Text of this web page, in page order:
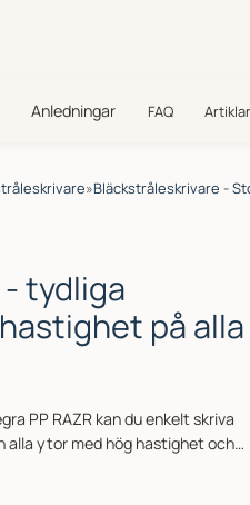
Anledningar FAQ
»Bläckstråleskrivare -
- tydliga
på alla
PP RAZR kan du enkelt skriva
alla ytor med hög hastighet och
har integrerad redundans och